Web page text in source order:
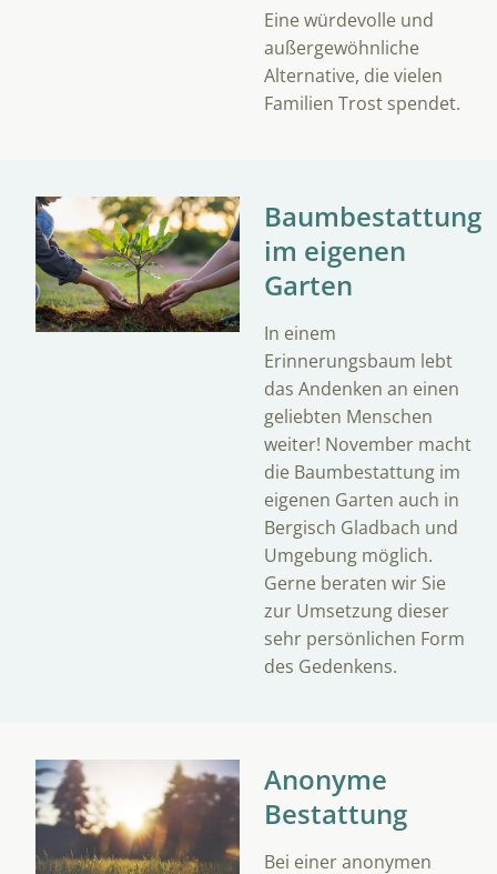
Eine würdevolle und
außergewöhnliche
Alternative, die vielen
Familien Trost spendet.
Baumbestattung
im eigenen
Garten
In einem
Erinnerungsbaum lebt
das Andenken an einen
geliebten Menschen
weiter! November macht
die Baumbestattung im
eigenen Garten auch in
Bergisch Gladbach und
Umgebung möglich.
Gerne beraten wir Sie
zur Umsetzung dieser
sehr persönlichen Form
des Gedenkens.
Anonyme
Bestattung
Bei einer anonymen